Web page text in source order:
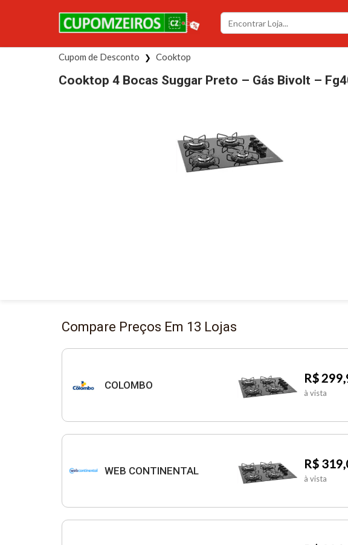
Cupom de Desconto Cooktop
Cooktop 4 Bocas Suggar Preto – Gás Bivolt –
Compare Preços Em 13 Lojas
COLOMBO R$
à vista
WEB CONTINENTAL R$
à vista